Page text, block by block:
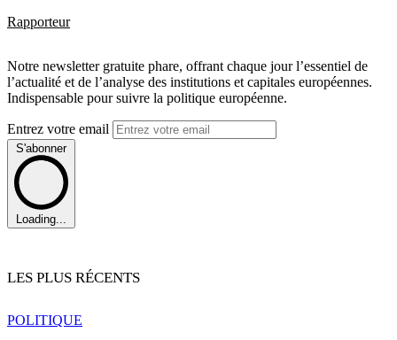
Rapporteur
Notre newsletter gratuite phare, offrant chaque jour l’essentiel de
l’actualité et de l’analyse des institutions et capitales européennes.
Indispensable pour suivre la politique européenne.
Entrez votre email
S'abonner
Loading...
LES PLUS RÉCENTS
POLITIQUE